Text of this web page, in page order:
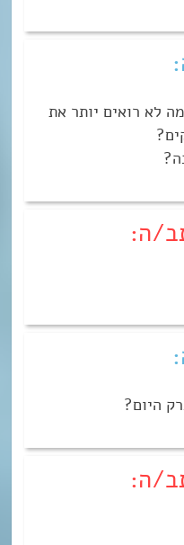
לא רואים יותר את
היום?